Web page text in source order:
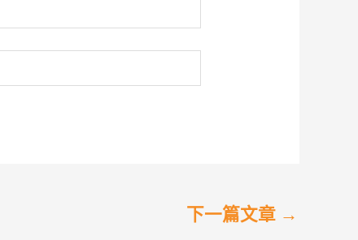
下一篇文章 →